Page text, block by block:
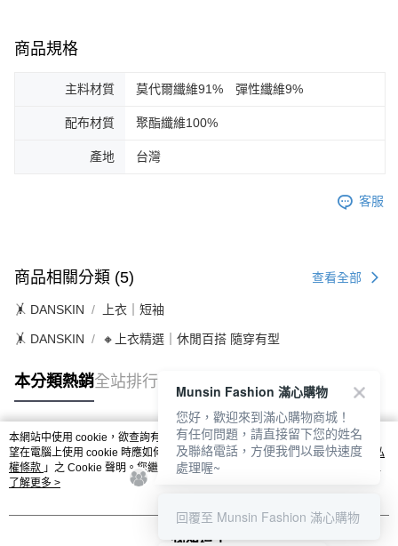
商品規格
主料材質 莫代爾纖維91% 彈性纖維9%
配布材質 聚酯纖維100%
產地 台灣
客服
商品相關分類 (5) 查看全部
🤸 DANSKIN 上衣｜短袖
🤸 DANSKIN 🔸上衣精選｜休閒百搭 隨穿有型
本分類熱銷全站排行
熱門標籤
本網站中使用 cookie，欲查詢有關本網站使用 cookie 方式之詳情，及若您不希
望在電腦上使用 cookie 時應如何變更電腦的 cookie 設定，請參閱本網站「
隱私
權條款 」之 Cookie 聲明。您繼續使用本網站即表示您同意本公司得按本網站使
用條款之 Cookie 聲明使用 cookie。
了解更多 >
我知道了
Munsin Fashion 滿心購物
您好，歡迎來到滿心購物商城！
有任何問題，請直接留下您的姓名
及聯絡電話，方便我們以最快速度
處理喔~
回覆至 Munsin Fashion 滿心購物